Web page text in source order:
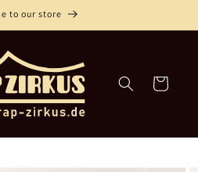
to our store
Warenkorb